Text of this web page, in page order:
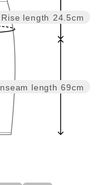
Inseam length 69cm
Rise length 24.5cm